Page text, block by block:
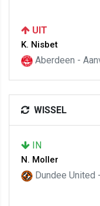
UIT
K. Nisbet
Aberdeen -
WISSEL
IN
N. Moller
Dundee United